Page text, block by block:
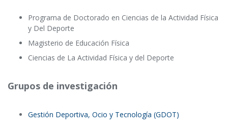
Programa de Doctorado en Ciencias de la Actividad Física
y Del Deporte
Magisterio de Educación Física
Ciencias de La Actividad Física y del Deporte
Grupos de investigación
Gestión Deportiva, Ocio y Tecnología (GDOT)